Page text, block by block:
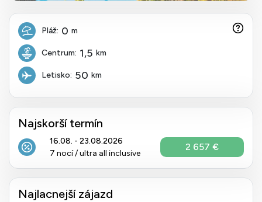
Pláž: 0 m
Centrum: 1,5 km
Letisko: 50 km
Najskorší termín
16.08. - 23.08.2026
7 nocí / ultra all inclusive
2 657 €
Najlacnejší zájazd